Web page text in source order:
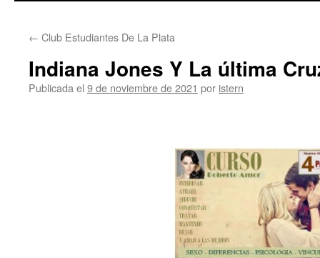
contenido
← Club Estudiantes De La Plata
Indiana Jones Y La última
Publicada el 9 de noviembre de 2021 por istern